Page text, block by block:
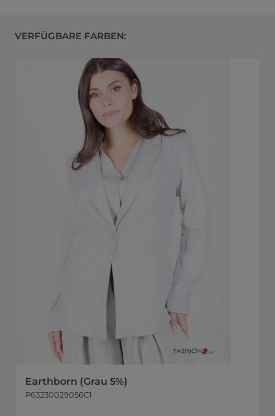
VERFÜGBARE FARBEN:
Earthborn (Grau 5%)
P63230029056C1